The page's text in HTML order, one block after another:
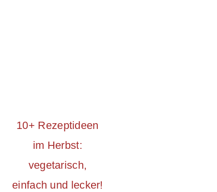
10+ Rezeptideen
im Herbst:
vegetarisch,
einfach und lecker!